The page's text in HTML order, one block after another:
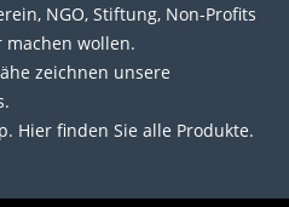
NGO, Stiftung, Non-Profits
machen wollen.
zeichnen unsere
Hier finden Sie alle Produkte.